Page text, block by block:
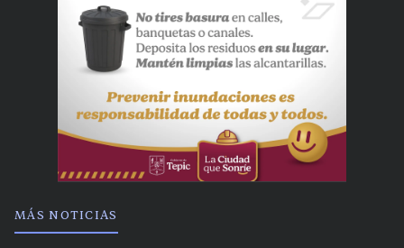
MÁS NOTICIAS